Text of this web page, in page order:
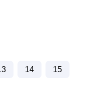
14 15